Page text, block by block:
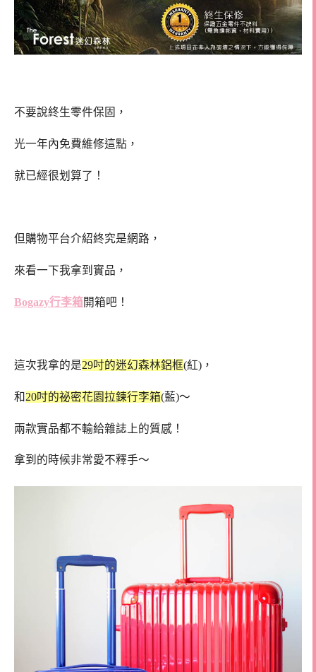
不要說終生零件保固，
光一年內免費維修這點，
就已經很划算了！
但購物平台介紹終究是網路，
來看一下我拿到實品，
Bogazy行李箱開箱吧！
這次我拿的是29吋的迷幻森林鋁框(紅)，
和 20吋的祕密花園拉鍊行李箱(藍)～
兩款實品都不輸給雜誌上的質感！
拿到的時候非常愛不釋手～